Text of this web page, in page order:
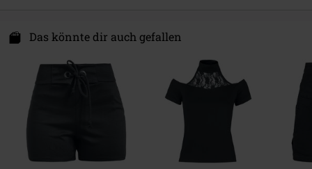
Textilesiegel/Nachhaltigkeit
Avda Paisos Catalanes 168
https://www.outer-vision.com/es/
Das könnte dir auch gefallen